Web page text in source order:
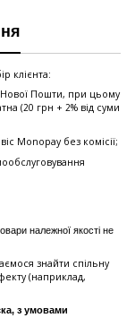
клієнта:
Нової Пошти, при цьому
(20 грн + 2% від суми
Monopay без комісії;
належної якості не
знайти спільну
(наприклад,
з умовами